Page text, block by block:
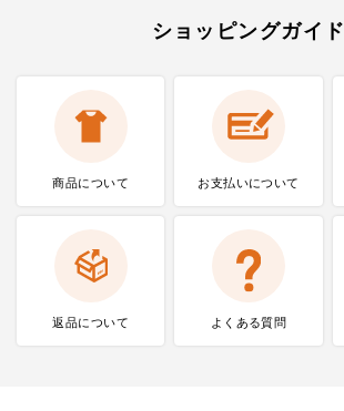
ショッピングガイド
商品について お支払いについて
返品について よくある質問